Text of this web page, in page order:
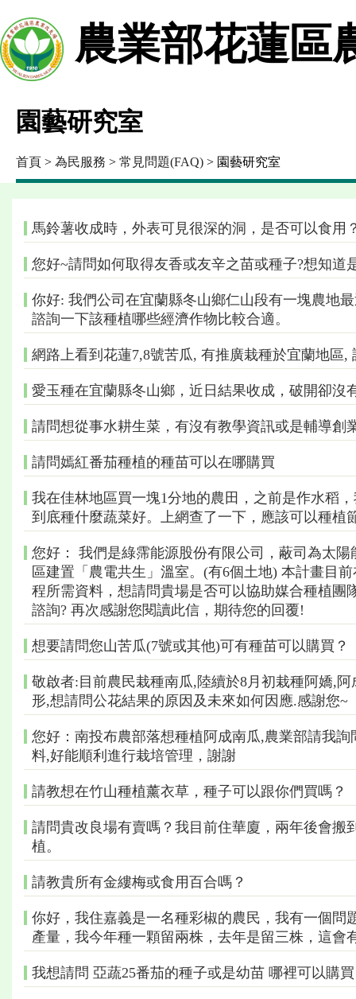
農業部花蓮區
園藝研究室
首頁 > 為民服務 > 常見問題(FAQ) > 園藝研究室
馬鈴薯收成時，外表可見很深的洞，是否可以食
您好~請問如何取得友香或友辛之苗或種子?想知道
你好: 我們公司在宜蘭縣冬山鄉仁山段有一塊農地
諮詢一下該種植哪些經濟作物比較合適。
網路上看到花蓮7,8號苦瓜, 有推廣栽種於宜蘭地區
愛玉種在宜蘭縣冬山鄉，近日結果收成，破開卻沒
請問想從事水耕生菜，有沒有教學資訊或是輔導創
請問嫣紅番茄種植的種苗可以在哪購買
我在佳林地區買一塊1分地的農田，之前是作水稻
到底種什麼蔬菜好。上網查了一下，應該可以種
您好： 我們是綠霈能源股份有限公司，蔽司為太
區建置「農電共生」溫室。(有6個土地) 本計畫目
程所需資料，想請問貴場是否可以協助媒合種植
諮詢? 再次感謝您閱讀此信，期待您的回覆!
想要請問您山苦瓜(7號或其他)可有種苗可以購買？
敬啟者:目前農民栽種南瓜,陸續於8月初栽種阿嬌,
形,想請問公花結果的原因及未來如何因應.感謝您~
您好：南投布農部落想種植阿成南瓜,農業部請我
料,好能順利進行栽培管理，謝謝
請教想在竹山種植薰衣草，種子可以跟你們買嗎？
請問貴改良場有賣嗎？我目前住華廈，兩年後會
植。
請教貴所有金縷梅或食用百合嗎？
你好，我住嘉義是一名種彩椒的農民，我有一個
產量，我今年種一顆留兩株，去年是留三株，這會
我想請問 亞蔬25番茄的種子或是幼苗 哪裡可以購